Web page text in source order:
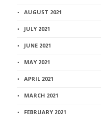
AUGUST 2021
JULY 2021
JUNE 2021
MAY 2021
APRIL 2021
MARCH 2021
FEBRUARY 2021